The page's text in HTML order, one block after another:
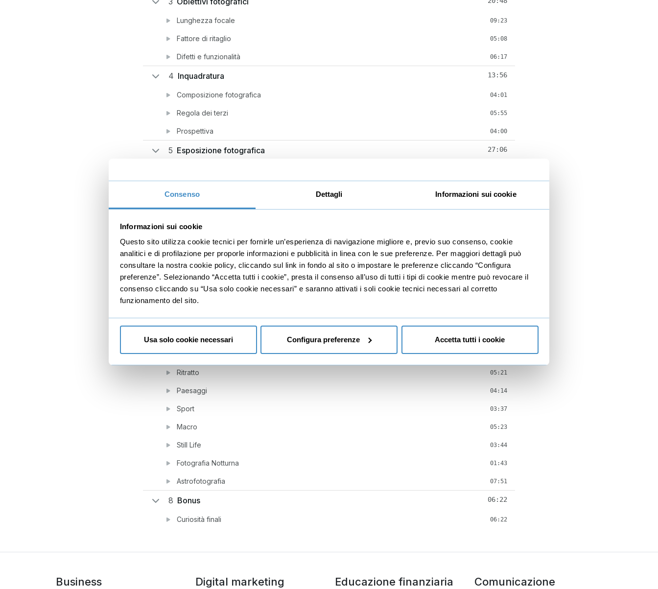
Consenso Dettagli Informazioni sui cookie
Informazioni sui cookie
Questo sito utilizza cookie tecnici per fornirle un’esperienza di navigazione migliore e, previo suo consenso, cookie
analitici e di profilazione per proporle informazioni e pubblicità in linea con le sue preferenze. Per maggiori dettagli può
consultare la nostra cookie policy, cliccando sul link in fondo al sito o impostare le preferenze cliccando “Configura
preferenze”. Selezionando “Accetta tutti i cookie”, presta il consenso all’uso di tutti i tipi di cookie mentre può revocare il
consenso cliccando su “Usa solo cookie necessari” e saranno attivati i soli cookie tecnici necessari al corretto
funzionamento del sito.
Usa solo cookie necessari Configura preferenze Accetta tutti i cookie
Lunghezza focale 09:23
Fattore di ritaglio 05:08
Difetti e funzionalità 06:17
4 Inquadratura 13:56
Composizione fotografica 04:01
Regola dei terzi 05:55
Prospettiva 04:00
5 Esposizione fotografica 27:06
Gratis Sensibilità ISO
Bilanciamento del bianco 05:45
Illuminazione ausiliaria 24:35
Il flash 04:44
TTL o Manuale
Modalità Slave
7 Consigli di scatto 31:53
Ritratto 05:21
Paesaggi 04:14
Sport 03:37
Macro 05:23
Still Life 03:44
Fotografia Notturna 01:43
Astrofotografia 07:51
8 Bonus 06:22
Curiosità finali 06:22
Business Digital marketing Educazione finanziaria Comunicazione